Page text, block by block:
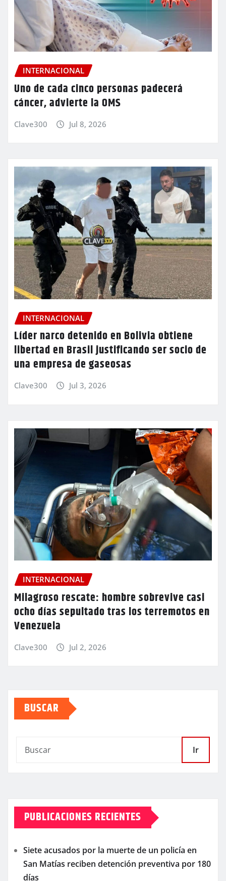
INTERNACIONAL
Uno de cada cinco personas padecerá
cáncer, advierte la OMS
Clave300 Jul 8, 2026
INTERNACIONAL
Líder narco detenido en Bolivia obtiene
libertad en Brasil justificando ser socio de
una empresa de gaseosas
Clave300 Jul 3, 2026
INTERNACIONAL
Milagroso rescate: hombre sobrevive casi
ocho días sepultado tras los terremotos en
Venezuela
Clave300 Jul 2, 2026
BUSCAR
Ir
PUBLICACIONES RECIENTES
Siete acusados por la muerte de un policía en
San Matías reciben detención preventiva por 180
días